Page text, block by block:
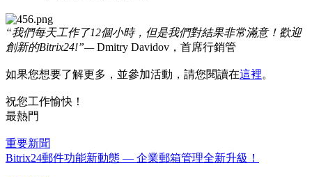
“我們每天工作了12個小時，但是我們對結果非常滿意！歡迎
創新的Bitrix24!”—Dmitry Davidov，首席行銷管
如果您想要了解更多，並參加活動，請您閱讀在這裡。
祝您工作愉快！
最熱門
重要新聞
Bitrix24郵件功能新動態 — 企業郵箱管理全新升級！